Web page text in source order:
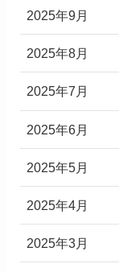
2025年9月
2025年8月
2025年7月
2025年6月
2025年5月
2025年4月
2025年3月